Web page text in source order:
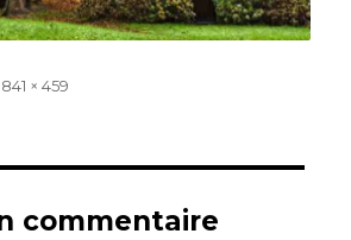
Taille
841 × 459
commentaire